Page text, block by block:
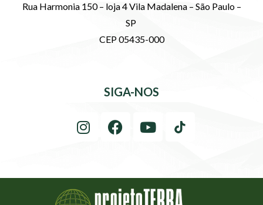
Rua Harmonia 150 – loja 4 Vila Madalena – São Paulo –
SP
CEP 05435-000
SIGA-NOS